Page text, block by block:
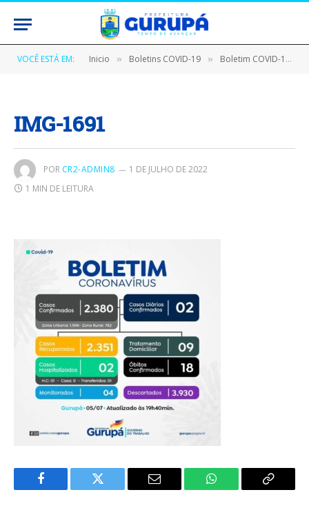
VOCÊ ESTÁ EM: Inicio » Boletins COVID-19 » Boletim COVID-19 (05/07/2021)
IMG-1691
POR CR2-ADMIN8
1 DE JULHO DE 2022
1 MIN DE LEITURA
Facebook Twitter
E-
WhatsApp Copiar